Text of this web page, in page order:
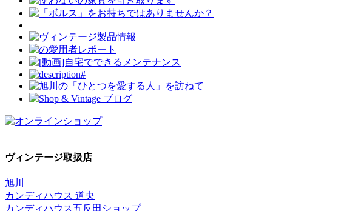
ヴィンテージ取扱店
旭川
カンディハウス 道央
カンディハウス五反田ショップ